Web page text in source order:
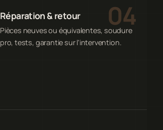
Réparation & retour
Pièces neuves ou équivalentes, soudure
pro, tests, garantie sur l'intervention.